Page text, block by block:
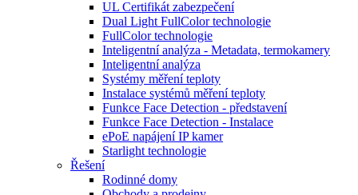
UL Certifikát zabezpečení
Dual Light FullColor technologie
FullColor technologie
Inteligentní analýza - Metadata, termokamery
Inteligentní analýza
Systémy měření teploty
Instalace systémů měření teploty
Funkce Face Detection - představení
Funkce Face Detection - Instalace
ePoE napájení IP kamer
Starlight technologie
Řešení
Rodinné domy